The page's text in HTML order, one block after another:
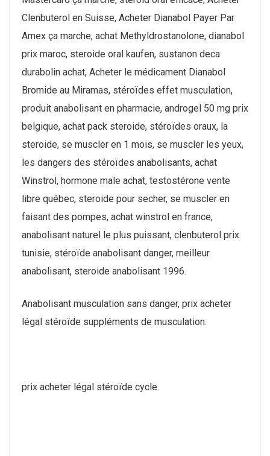
Clenbuterol en Suisse, Acheter Dianabol Payer Par
Amex ça marche, achat Methyldrostanolone, dianabol
prix maroc, steroide oral kaufen, sustanon deca
durabolin achat, Acheter le médicament Dianabol
Bromide au Miramas, stéroïdes effet musculation,
produit anabolisant en pharmacie, androgel 50 mg prix
belgique, achat pack steroide, stéroïdes oraux, la
steroide, se muscler en 1 mois, se muscler les yeux,
les dangers des stéroïdes anabolisants, achat
Winstrol, hormone male achat, testostérone vente
libre québec, steroide pour secher, se muscler en
faisant des pompes, achat winstrol en france,
anabolisant naturel le plus puissant, clenbuterol prix
tunisie, stéroïde anabolisant danger, meilleur
anabolisant, steroide anabolisant 1996.
Anabolisant musculation sans danger, prix acheter
légal stéroïde suppléments de musculation.
prix acheter légal stéroïde cycle.